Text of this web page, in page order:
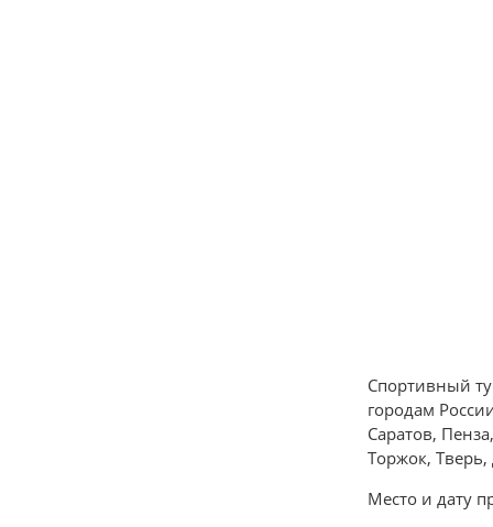
Спортивный
городам
Саратов,
Торжок,
Место и дату